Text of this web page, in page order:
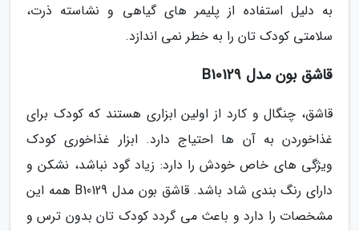
به دلیل استفاده از پلیمر های گیاهی و نشاسته ذرت،
سلامتی کودک تان را به خطر نمی اندازد.
قاشق بون مدل B10129
قاشق، چنگال و کارد از اولین ابزاری هستند که کودک برای
غذاخوردن به آن ها احتیاج دارد. ابزار غذاخوری کودک
ویژگی های خاص خودش را دارد: زیاد گود نباشد، نشکن و
دارای رنگ بندی شاد باشد. قاشق بون مدل B10129 همه این
مشخصات را دارد و باعث می گردد کودک تان بدون ترس و